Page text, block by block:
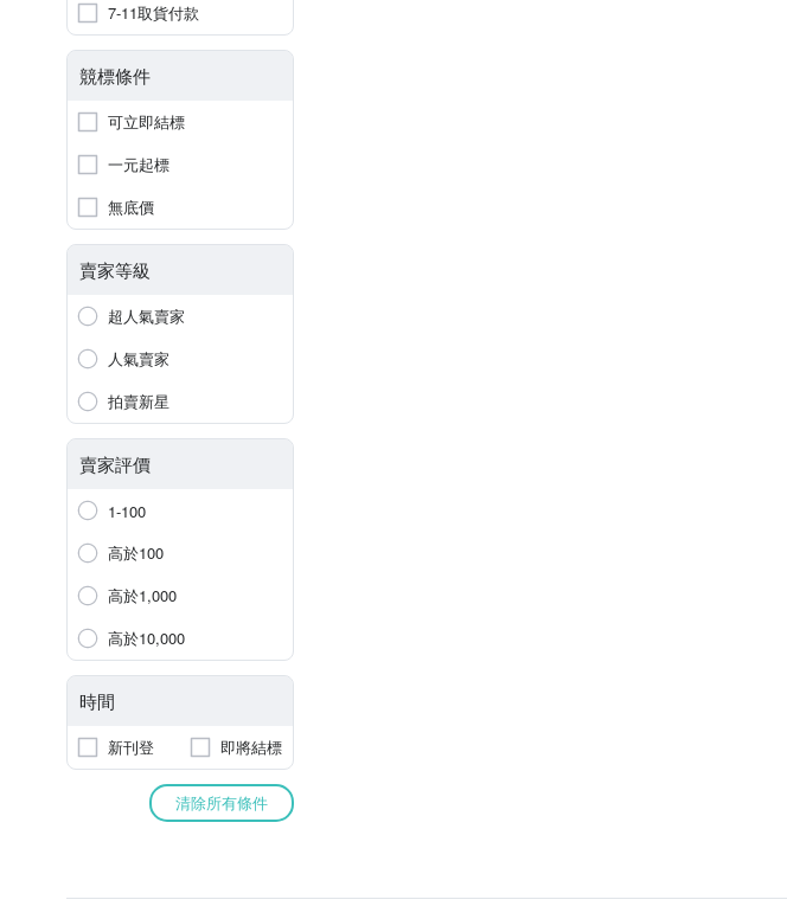
7-11取貨付款
競標條件
可立即結標
一元起標
無底價
賣家等級
超人氣賣家
人氣賣家
拍賣新星
賣家評價
1-100
高於100
高於1,000
高於10,000
時間
新刊登 即將結標
清除所有條件